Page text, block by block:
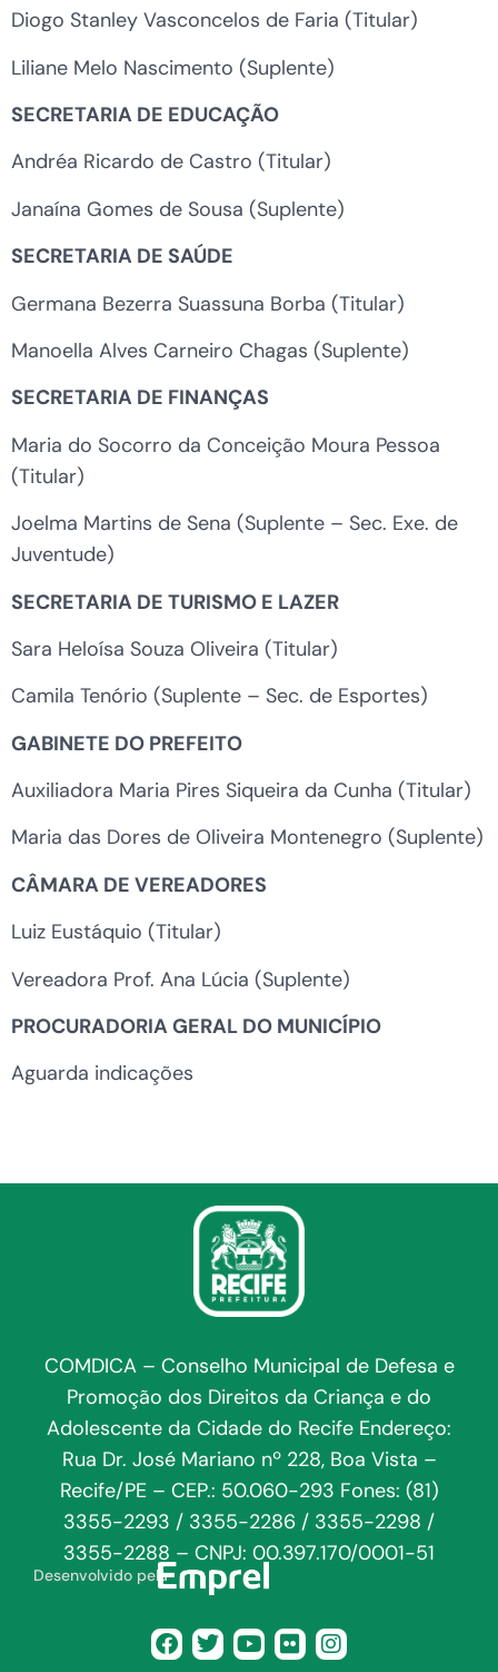
Diogo Stanley Vasconcelos de Faria (Titular)
Liliane Melo Nascimento (Suplente)
SECRETARIA DE EDUCAÇÃO
Andréa Ricardo de Castro (Titular)
Janaína Gomes de Sousa (Suplente)
SECRETARIA DE SAÚDE
Germana Bezerra Suassuna Borba (Titular)
Manoella Alves Carneiro Chagas (Suplente)
SECRETARIA DE FINANÇAS
Maria do Socorro da Conceição Moura Pessoa
(Titular)
Joelma Martins de Sena (Suplente – Sec. Exe. de
Juventude)
SECRETARIA DE TURISMO E LAZER
Sara Heloísa Souza Oliveira (Titular)
Camila Tenório (Suplente – Sec. de Esportes)
GABINETE DO PREFEITO
Auxiliadora Maria Pires Siqueira da Cunha (Titular)
Maria das Dores de Oliveira Montenegro (Suplente)
CÂMARA DE VEREADORES
Luiz Eustáquio (Titular)
Vereadora Prof. Ana Lúcia (Suplente)
PROCURADORIA GERAL DO MUNICÍPIO
Aguarda indicações
COMDICA – Conselho Municipal de Defesa e
Promoção dos Direitos da Criança e do
Adolescente da Cidade do Recife Endereço:
Rua Dr. José Mariano nº 228, Boa Vista –
Recife/PE – CEP.: 50.060-293 Fones: (81)
3355-2293 / 3355-2286 / 3355-2298 /
3355-2288 – CNPJ: 00.397.170/0001-51
Desenvolvido pela